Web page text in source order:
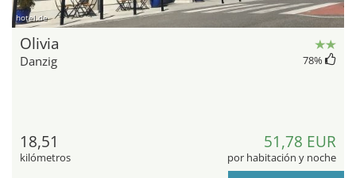
hotel.de
Olivia
Danzig 78%
18,51
kilómetros
51,78 EUR
por habitación y noche